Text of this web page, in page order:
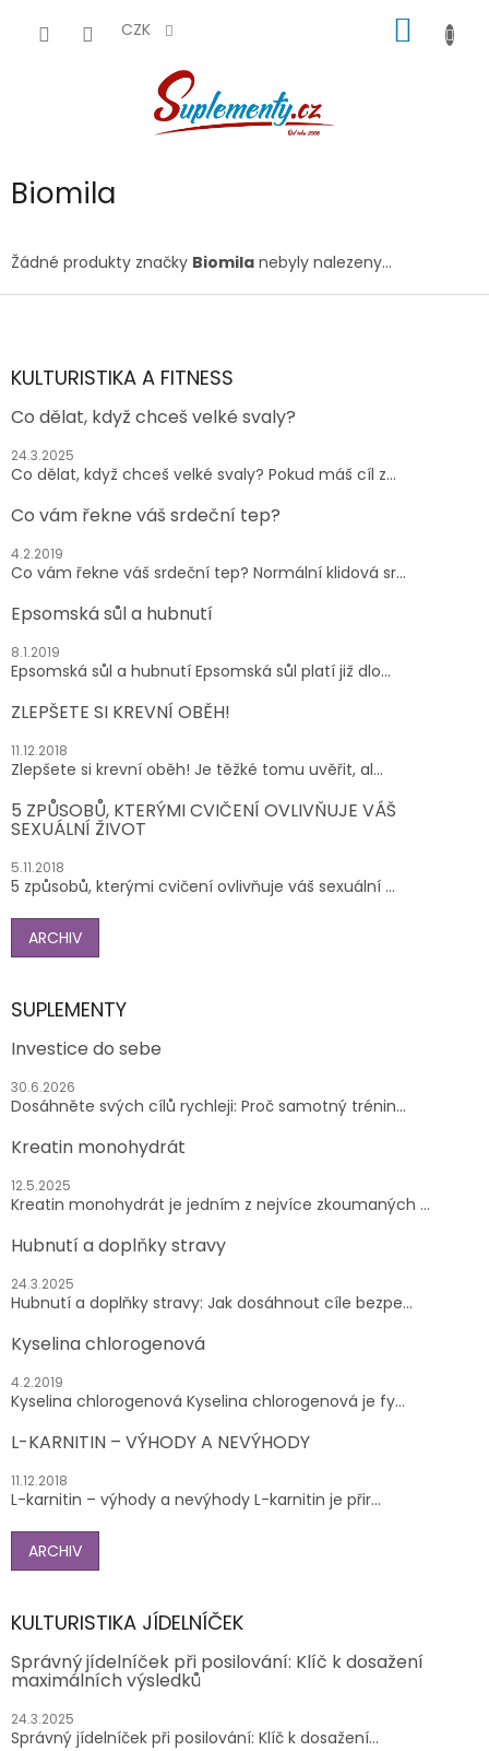
CZK
KOŠÍK
Biomila
Žádné produkty značky Biomila nebyly nalezeny...
Z
aKULTURISTIKA A FITNESS
Co dělat, když chceš velké svaly?
24.3.2025
Co dělat, když chceš velké svaly? Pokud máš cíl z...
Co vám řekne váš srdeční tep?
4.2.2019
Co vám řekne váš srdeční tep? Normální klidová sr...
Epsomská sůl a hubnutí
8.1.2019
Epsomská sůl a hubnutí Epsomská sůl platí již dlo...
ZLEPŠETE SI KREVNÍ OBĚH!
11.12.2018
Zlepšete si krevní oběh! Je těžké tomu uvěřit, al...
5 ZPŮSOBŮ, KTERÝMI CVIČENÍ OVLIVŇUJE VÁŠ
SEXUÁLNÍ ŽIVOT
5.11.2018
5 způsobů, kterými cvičení ovlivňuje váš sexuální ...
ARCHIV
SUPLEMENTY
Investice do sebe
30.6.2026
Dosáhněte svých cílů rychleji: Proč samotný trénin...
Kreatin monohydrát
12.5.2025
Kreatin monohydrát je jedním z nejvíce zkoumaných ...
Hubnutí a doplňky stravy
24.3.2025
Hubnutí a doplňky stravy: Jak dosáhnout cíle bezpe...
Kyselina chlorogenová
4.2.2019
Kyselina chlorogenová Kyselina chlorogenová je fy...
L-KARNITIN – VÝHODY A NEVÝHODY
11.12.2018
L-karnitin – výhody a nevýhody L-karnitin je přir...
ARCHIV
KULTURISTIKA JÍDELNÍČEK
Správný jídelníček při posilování: Klíč k dosažení
maximálních výsledků
24.3.2025
Správný jídelníček při posilování: Klíč k dosažení...